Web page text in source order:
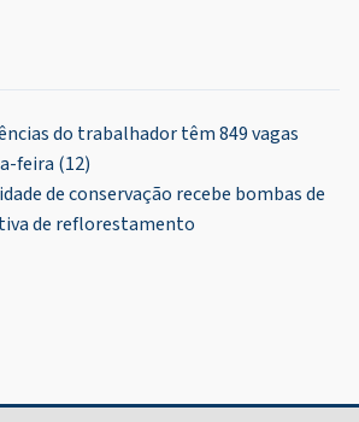
do trabalhador têm 849 vagas
feira (12)
de conservação recebe bombas de
de reflorestamento